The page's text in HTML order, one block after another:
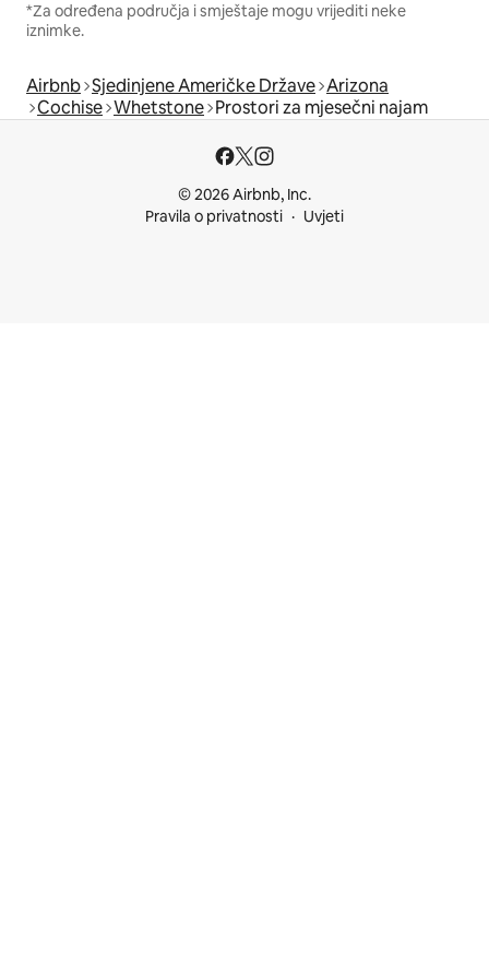
*Za određena područja i smještaje mogu vrijediti neke
iznimke.
Airbnb Sjedinjene Američke Države Arizona
Cochise Whetstone Prostori za mjesečni najam
© 2026 Airbnb, Inc.
Pravila o privatnosti
Uvjeti